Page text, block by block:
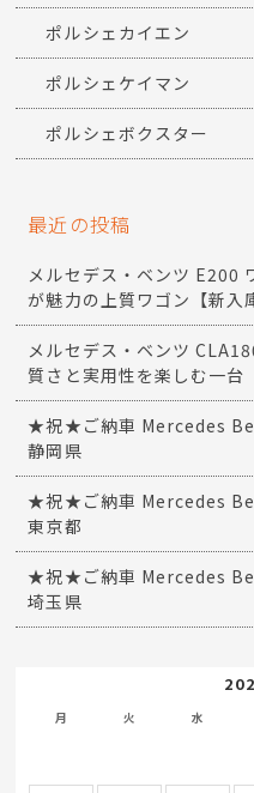
ポルシェカイエン
ポルシェケイマン
ポルシェボクスター
最近の投稿
メルセデス・ベンツ E200
が魅力の上質ワゴン【新入
メルセデス・ベンツ
質さと実用性を楽しむ一台
★祝★ご納車 Mercedes
静岡県
★祝★ご納車 Mercedes
東京都
★祝★ご納車 Mercedes
埼玉県
月 火 水